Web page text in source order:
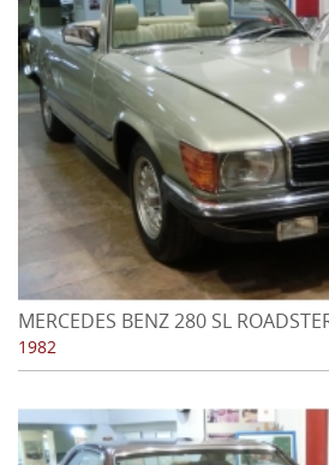
MERCEDES BENZ 280 SL
1982